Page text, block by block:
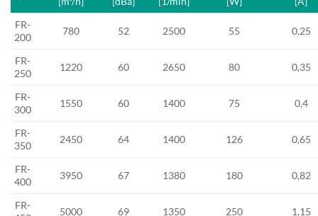
FR-
200
780 52 2500 55 0,25
FR-
250
1220 60 2650 80 0,35
FR-
300
1550 60 1400 75 0,4
FR-
350
2450 64 1400 126 0,65
FR-
400
3950 67 1380 180 0,82
FR-
5000 69 1350 250 1,15